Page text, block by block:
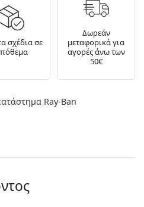
σχέδια σε
Δωρεάν
μεταφορικά για
αγορές άνω των
50€
Ray-Ban